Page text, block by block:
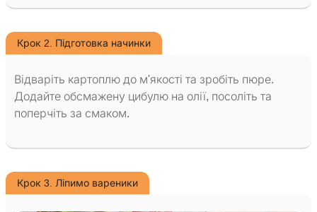
Крок 2. Підготовка начинки
Відваріть картоплю до м'якості та зробіть пюре.
Додайте обсмажену цибулю на олії, посоліть та
поперчіть за смаком.
Крок 3. Ліпимо вареники